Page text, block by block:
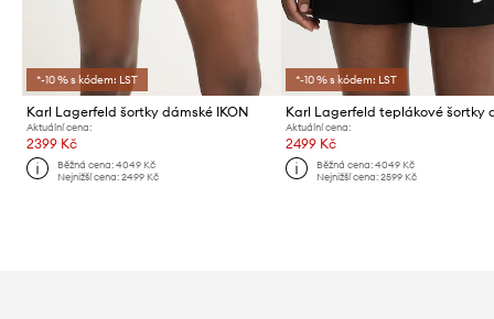
*-10 % s kódem: LST
Karl Lagerfeld šortky dámské IKON
Aktuální cena:
2399 Kč
Běžná cena:4049 Kč
Nejnižší cena:2499 Kč
*-10 % s kódem: LST
Aktuální cena:
2499 Kč
Běžná cena: 4049 Kč
Nejnižší cena: 2599 Kč